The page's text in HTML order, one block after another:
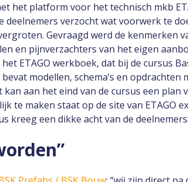
het platform voor het technisch mkb
deelnemers verzocht wat voorwerk te
Gevraagd werd de kenmerken
en pijnverzachters van het eigen
ETAGO werkboek, dat bij de cursus
modellen, schema’s en opdrachten
aan het eind van de cursus een plan
te maken staat op de site van ETAGO
kreeg een dikke acht van de deelnemers.